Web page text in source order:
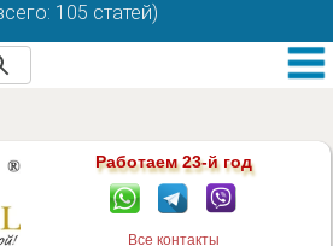
Работаем 23-й год
Все контакты
105 статей)